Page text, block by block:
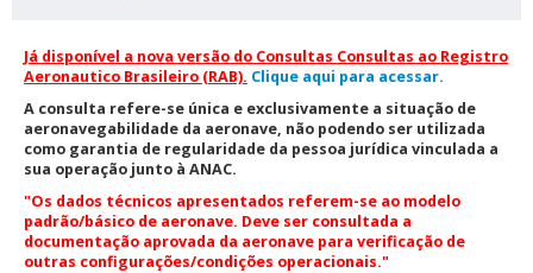
Já disponível a nova versão do Consultas Consultas ao Registro
Aeronautico Brasileiro (RAB). Clique aqui para acessar.
A consulta refere-se única e exclusivamente a situação de
aeronavegabilidade da aeronave, não podendo ser utilizada
como garantia de regularidade da pessoa jurídica vinculada a
sua operação junto à ANAC.
"Os dados técnicos apresentados referem-se ao modelo
padrão/básico de aeronave. Deve ser consultada a
documentação aprovada da aeronave para verificação de
outras configurações/condições operacionais."